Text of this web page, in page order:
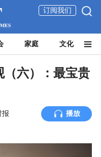
订阅我们
家庭 文化
（六）：最宝贵
报 播放